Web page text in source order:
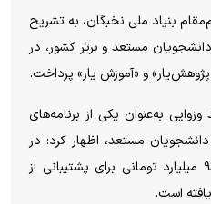
بنیاد ملی نخبگان، به تشریح
مستعد و برتر کشور، در
و «آموزش یار» پرداخت.
به‌عنوان یکی از برنامه‌های
مستعد، اظهار کرد: در
قالب این طرح، حمایت مالی ۹۶ میلیارد تومانی برای پشتیبانی از
است.